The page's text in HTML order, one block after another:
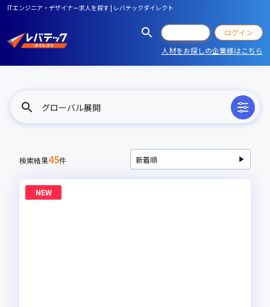
ITエンジニア・デザイナー求人を探す | レバテックダイレクト
ログイン
人材をお探しの企業様はこちら
グローバル展開
検索結果45件
NEW